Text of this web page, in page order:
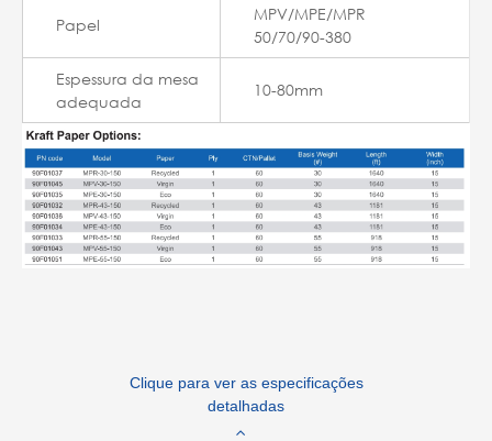
Papel
MPV/MPE/MPR
50/70/90-380
Espessura da mesa
adequada
10-80mm
Clique para ver as especificações
detalhadas